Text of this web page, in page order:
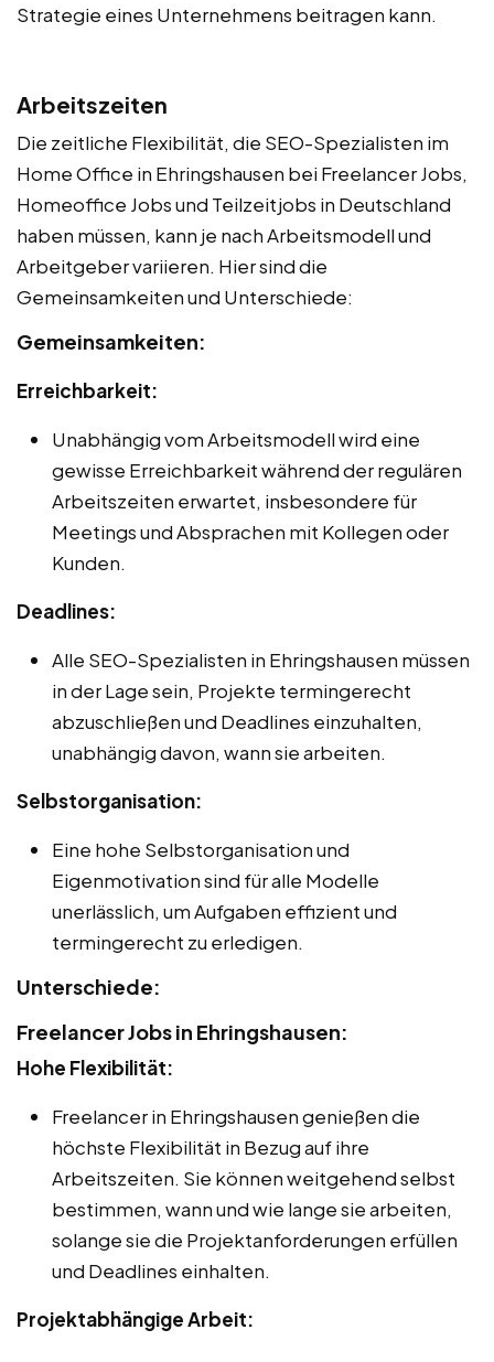
Strategie eines Unternehmens beitragen kann.
Arbeitszeiten
Die zeitliche Flexibilität, die SEO-Spezialisten im
Home Office in Ehringshausen bei Freelancer Jobs,
Homeoffice Jobs und Teilzeitjobs in Deutschland
haben müssen, kann je nach Arbeitsmodell und
Arbeitgeber variieren. Hier sind die
Gemeinsamkeiten und Unterschiede:
Gemeinsamkeiten:
Erreichbarkeit:
Unabhängig vom Arbeitsmodell wird eine
gewisse Erreichbarkeit während der regulären
Arbeitszeiten erwartet, insbesondere für
Meetings und Absprachen mit Kollegen oder
Kunden.
Deadlines:
Alle SEO-Spezialisten in Ehringshausen müssen
in der Lage sein, Projekte termingerecht
abzuschließen und Deadlines einzuhalten,
unabhängig davon, wann sie arbeiten.
Selbstorganisation:
Eine hohe Selbstorganisation und
Eigenmotivation sind für alle Modelle
unerlässlich, um Aufgaben effizient und
termingerecht zu erledigen.
Unterschiede:
Freelancer Jobs in Ehringshausen:
Hohe Flexibilität:
Freelancer in Ehringshausen genießen die
höchste Flexibilität in Bezug auf ihre
Arbeitszeiten. Sie können weitgehend selbst
bestimmen, wann und wie lange sie arbeiten,
solange sie die Projektanforderungen erfüllen
und Deadlines einhalten.
Projektabhängige Arbeit: